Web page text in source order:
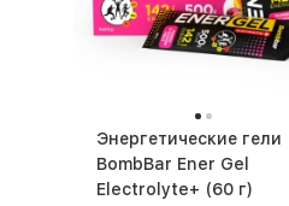
Энергетические гели
BombBar Ener Gel
Electrolyte+ (60 г)